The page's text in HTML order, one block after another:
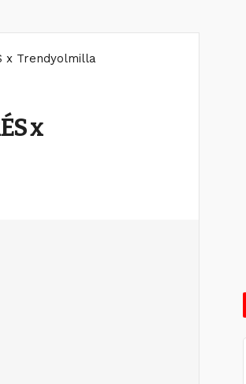
x Trendyolmilla
x